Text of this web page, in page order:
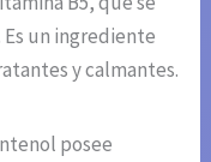
un ingrediente
y calmantes.
posee